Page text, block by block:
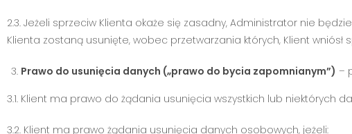
2.3. Jeżeli sprzeciw Klienta okaże się zasadny, Administrator nie
Klienta zostaną usunięte, wobec przetwarzania których, Klient wniósł
Prawo do usunięcia danych („prawo do bycia zapomnianym”) –
3.1. Klient ma prawo do żądania usunięcia wszystkich lub niektórych
3.2. Klient ma prawo żądania usunięcia danych osobowych, jeżeli: